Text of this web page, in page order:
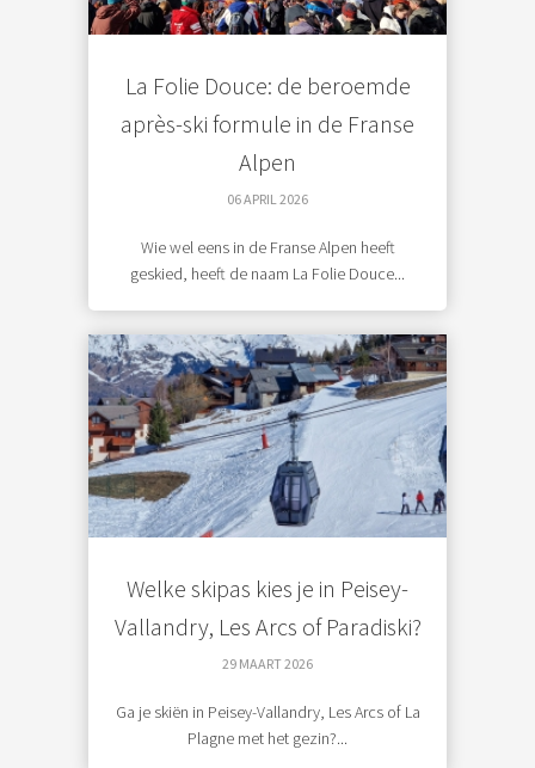
La Folie Douce: de beroemde
après-ski formule in de Franse
Alpen
06 APRIL 2026
Wie wel eens in de Franse Alpen heeft
geskied, heeft de naam La Folie Douce...
Welke skipas kies je in Peisey-
Vallandry, Les Arcs of Paradiski?
29 MAART 2026
Ga je skiën in Peisey-Vallandry, Les Arcs of La
Plagne met het gezin?...